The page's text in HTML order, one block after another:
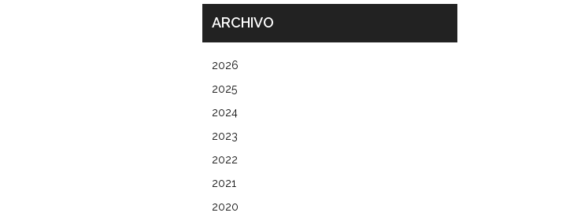
ARCHIVO
2026
2025
2024
2023
2022
2021
2020